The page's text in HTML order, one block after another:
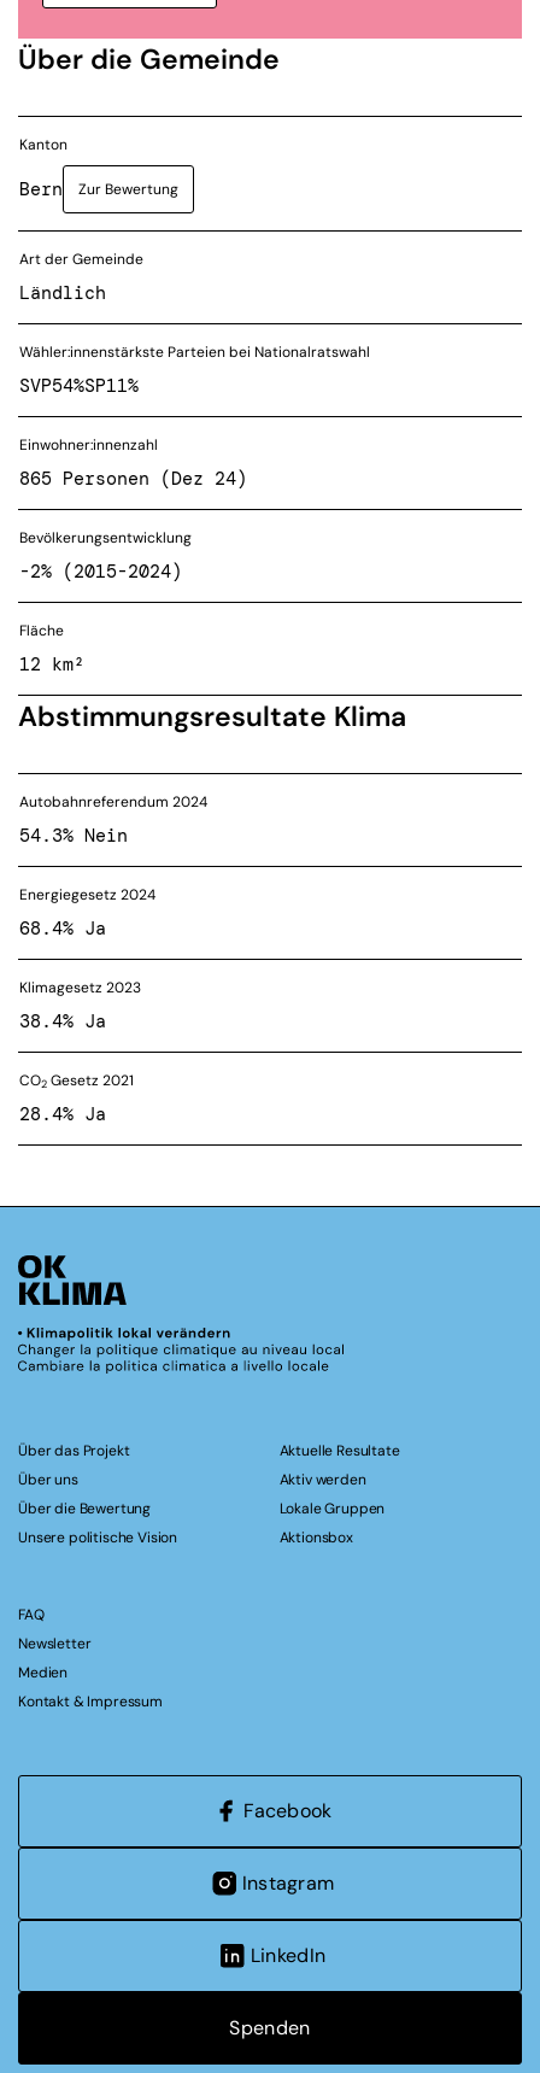
Über die Gemeinde
Kanton
Bern Zur Bewertung
Art der Gemeinde
Ländlich
Wähler:innenstärkste Parteien bei Nationalratswahl
SVP54%SP11%
Einwohner:innenzahl
865 Personen (Dez 24)
Bevölkerungsentwicklung
-2% (2015-2024)
Fläche
12 km²
Abstimmungsresultate Klima
Autobahnreferendum 2024
54.3% Nein
Energiegesetz 2024
68.4% Ja
Klimagesetz 2023
38.4% Ja
CO2 Gesetz 2021
28.4% Ja
Über das Projekt
Über uns
Über die Bewertung
Unsere politische Vision
Aktuelle Resultate
Aktiv werden
Lokale Gruppen
Aktionsbox
FAQ
Newsletter
Medien
Kontakt & Impressum
Facebook
Instagram
LinkedIn
Spenden